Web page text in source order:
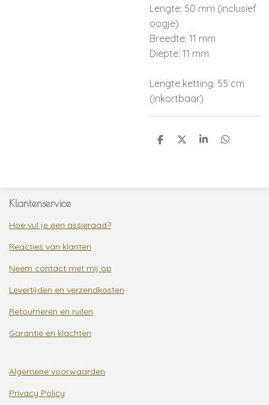
Lengte: 50 mm (inclusief
oogje)
Breedte: 11 mm
Diepte: 11 mm
Lengte ketting: 55 cm
(inkortbaar)
D
D
S
D
Klantenservice
Hoe vul je een assieraad?
Reacties van klanten
Neem contact met mij op
Levertijden en verzendkosten
Retourneren en ruilen
Garantie en klachten
Algemene voorwaarden
Privacy Policy